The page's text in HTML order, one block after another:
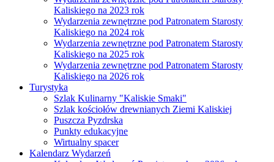
Kaliskiego na 2023 rok
Wydarzenia zewnętrzne pod Patronatem Starosty
Kaliskiego na 2024 rok
Wydarzenia zewnętrzne pod Patronatem Starosty
Kaliskiego na 2025 rok
Wydarzenia zewnętrzne pod Patronatem Starosty
Kaliskiego na 2026 rok
Turystyka
Szlak Kulinarny "Kaliskie Smaki"
Szlak kościołów drewnianych Ziemi Kaliskiej
Puszcza Pyzdrska
Punkty edukacyjne
Wirtualny spacer
Kalendarz Wydarzeń